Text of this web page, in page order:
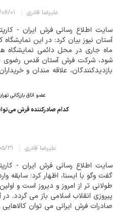
علیرضا قادری
سایت اطلاع رسانی فرش ایران -
ماه جاری در محل دائمی نمایشگاه
بازدیدکنندگان، علاقه مندان و
عضو اتاق بازرگانی
کدام صادرکننده فرش
علیرضا قادری ۱۴/
سایت اطلاع رسانی فرش ایران -
گفت وگو با ایسنا، اظهار کرد: سابقه
طولانی تر از امروز و دیروز است و
پیروزی انقلاب اسلامی باز می گردد.
صادرات فرش ایرانی می توان